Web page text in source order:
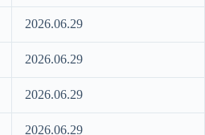
2026.06.29
2026.06.29
2026.06.29
2026.06.29